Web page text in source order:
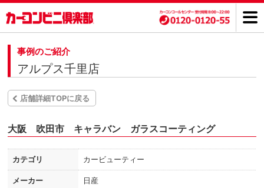
事例のご紹介
アルプス千里店
店舗詳細TOPに戻る
大阪 吹田市 キャラバン ガラスコーティング
カテゴリ カービューティー
メーカー 日産